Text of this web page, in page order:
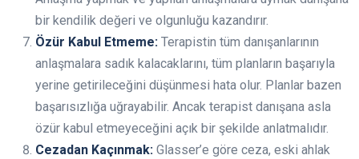
bir kendilik değeri ve olgunluğu kazandırır.
Özür Kabul Etmeme: Terapistin tüm danışanlarının
anlaşmalara sadık kalacaklarını, tüm planların başarıyla
yerine getirileceğini düşünmesi hata olur. Planlar bazen
başarısızlığa uğrayabilir. Ancak terapist danışana asla
özür kabul etmeyeceğini açık bir şekilde anlatmalıdır.
Cezadan Kaçınmak: Glasser’e göre ceza, eski ahlak